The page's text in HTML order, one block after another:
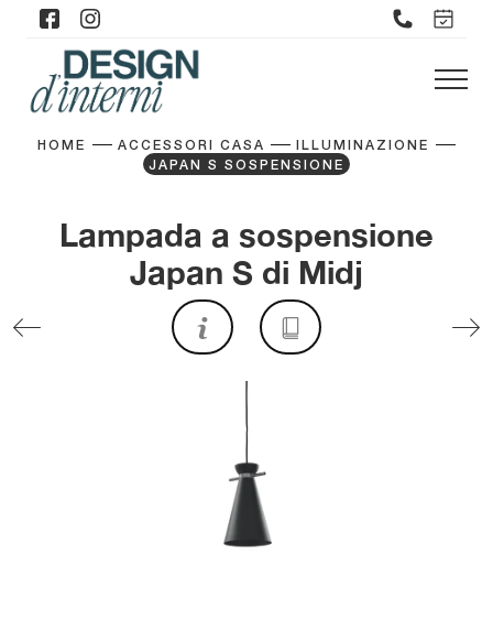
HOME ACCESSORI CASA
ILLUMINAZIONE
JAPAN S SOSPENSIONE
Lampada a sospensione
Japan S di Midj